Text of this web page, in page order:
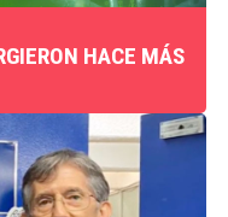
HACE MÁS